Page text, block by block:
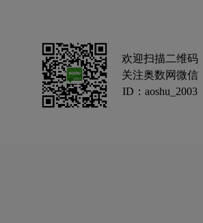
欢迎扫描二维码
关注奥数网微信
ID：aoshu_2003